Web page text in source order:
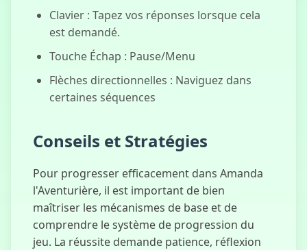
Clavier : Tapez vos réponses lorsque cela
est demandé.
Touche Échap : Pause/Menu
Flèches directionnelles : Naviguez dans
certaines séquences
Conseils et Stratégies
Pour progresser efficacement dans Amanda
l'Aventurière, il est important de bien
maîtriser les mécanismes de base et de
comprendre le système de progression du
jeu. La réussite demande patience, réflexion